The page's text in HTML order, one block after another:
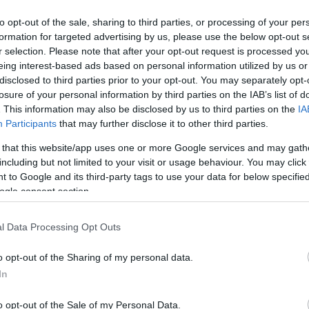
opt-out of the sale, sharing to third parties, or processing of your
for targeted advertising by us, please use the below opt-out
selection. Please note that after your opt-out request is processed
interest-based ads based on personal information utilized by us
to third parties prior to your opt-out. You may separately
of your personal information by third parties on the IAB’s list of
This information may also be disclosed by us to third parties on the
Participants that may further disclose it to other third parties.
that this website/app uses one or more Google services and may
but not limited to your visit or usage behaviour. You may
to Google and its third-party tags to use your data for below
consent section.
Data Processing Opt Outs
opt-out of the Sharing of my personal data.
opt-out of the Sale of my Personal Data.
Link másolása
a dortmundi Gittens a tizenhatos
Az 57. percben Bensebaini egy
a sokkal jobban játszó Dortmund
előnyét. Az egyoldalú meccs
a 90. percben, a Dortmund 3-0-ra nyert,
győzelemmel áll.